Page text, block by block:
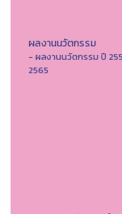
ผลงานนวัตกรรม
- ผลงานนวัตกรรม ปี
2565